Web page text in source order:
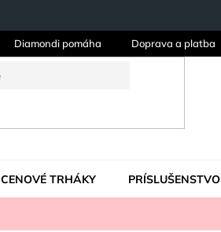
Diamondi pomáha Doprava a platba
CENOVÉ TRHÁKY PRÍSLUŠENSTVO